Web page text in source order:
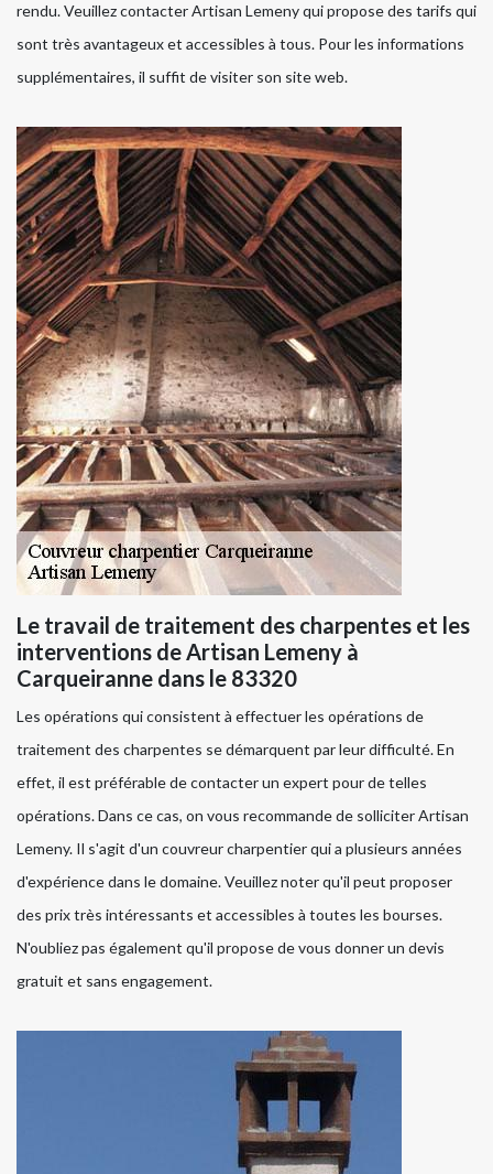
rendu. Veuillez contacter Artisan Lemeny qui propose des tarifs qui
sont très avantageux et accessibles à tous. Pour les informations
supplémentaires, il suffit de visiter son site web.
Le travail de traitement des charpentes et les
interventions de Artisan Lemeny à
Carqueiranne dans le 83320
Les opérations qui consistent à effectuer les opérations de
traitement des charpentes se démarquent par leur difficulté. En
effet, il est préférable de contacter un expert pour de telles
opérations. Dans ce cas, on vous recommande de solliciter Artisan
Lemeny. Il s'agit d'un couvreur charpentier qui a plusieurs années
d'expérience dans le domaine. Veuillez noter qu'il peut proposer
des prix très intéressants et accessibles à toutes les bourses.
N'oubliez pas également qu'il propose de vous donner un devis
gratuit et sans engagement.